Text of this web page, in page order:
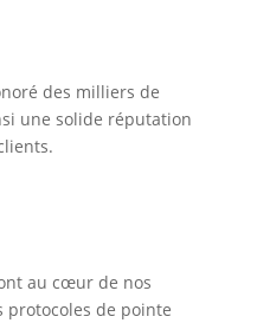
des milliers de
une solide réputation
au cœur de nos
protocoles de pointe